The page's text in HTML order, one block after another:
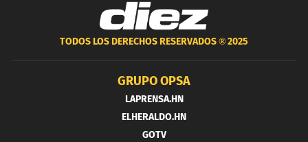
TODOS LOS DERECHOS RESERVADOS ®2025
GRUPO OPSA
LAPRENSA.HN
ELHERALDO.HN
GOTV